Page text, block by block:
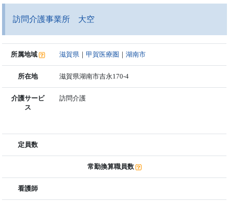
訪問介護事業所 大空
所属地域 滋賀県 ｜甲賀医療圏 ｜湖南市
所在地 滋賀県湖南市吉永170-4
介護サービ
ス
訪問介護
定員数
常勤換算職員数
看護師